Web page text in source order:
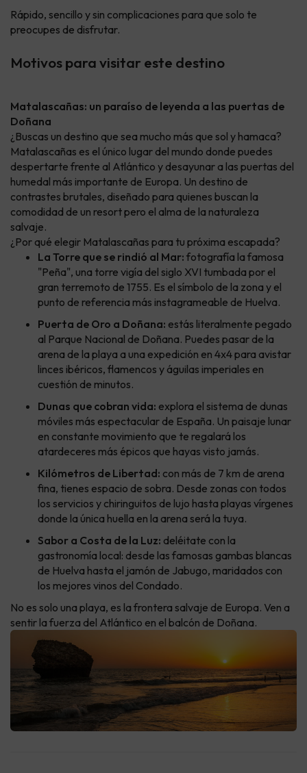
Rápido, sencillo y sin complicaciones para que solo te
preocupes de disfrutar.
Motivos para visitar este destino
Matalascañas: un paraíso de leyenda a las puertas de
Doñana
¿Buscas un destino que sea mucho más que sol y hamaca?
Matalascañas es el único lugar del mundo donde puedes
despertarte frente al Atlántico y desayunar a las puertas del
humedal más importante de Europa. Un destino de
contrastes brutales, diseñado para quienes buscan la
comodidad de un resort pero el alma de la naturaleza
salvaje.
¿Por qué elegir Matalascañas para tu próxima escapada?
La Torre que se rindió al Mar: fotografía la famosa
"Peña", una torre vigía del siglo XVI tumbada por el
gran terremoto de 1755. Es el símbolo de la zona y el
punto de referencia más instagrameable de Huelva.
Puerta de Oro a Doñana: estás literalmente pegado
al Parque Nacional de Doñana. Puedes pasar de la
arena de la playa a una expedición en 4x4 para avistar
linces ibéricos, flamencos y águilas imperiales en
cuestión de minutos.
Dunas que cobran vida: explora el sistema de dunas
móviles más espectacular de España. Un paisaje lunar
en constante movimiento que te regalará los
atardeceres más épicos que hayas visto jamás.
Kilómetros de Libertad: con más de 7 km de arena
fina, tienes espacio de sobra. Desde zonas con todos
los servicios y chiringuitos de lujo hasta playas vírgenes
donde la única huella en la arena será la tuya.
Sabor a Costa de la Luz: deléitate con la
gastronomía local: desde las famosas gambas blancas
de Huelva hasta el jamón de Jabugo, maridados con
los mejores vinos del Condado.
No es solo una playa, es la frontera salvaje de Europa. Ven a
sentir la fuerza del Atlántico en el balcón de Doñana.